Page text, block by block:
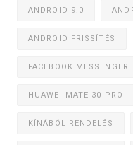
ANDROID 9.0
ANDROID FRISSÍTÉS
FACEBOOK MESSENGER
HUAWEI MATE 30 PRO
KÍNÁBÓL RENDELÉS